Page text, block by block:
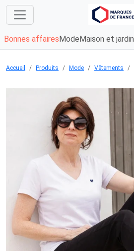
Bonnes affaires Mode Maison et jardin
Accueil Produits Mode Vêtements